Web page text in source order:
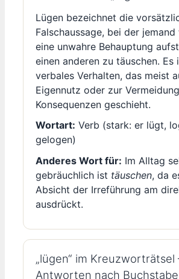
Lügen bezeichnet die
Falschaussage, bei der
eine unwahre Behauptung
einen anderen zu täuschen. Es
verbales Verhalten, das meist
Eigennutz oder zur
Konsequenzen geschieht.
Wortart: Verb (stark: er lügt,
gelogen)
Anderes Wort für: Im Alltag
gebräuchlich ist täuschen, da
Absicht der Irreführung am
ausdrückt.
„lügen“ im Kreuzworträtsel
Antworten nach